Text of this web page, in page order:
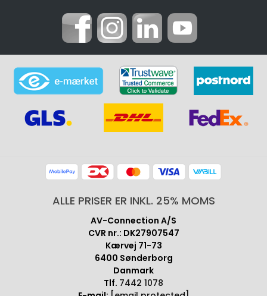
ALLE PRISER ER INKL. 25% MOMS
AV-Connection A/S
CVR nr.: DK27907547
Kærvej 71-73
6400 Sønderborg
Danmark
Tlf. 7442 1078